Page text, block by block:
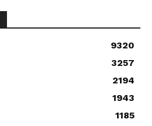
9320
3257
2194
1943
1185